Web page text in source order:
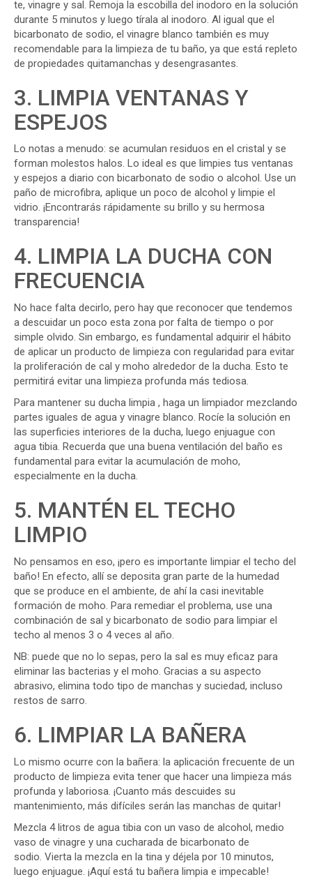
te, vinagre y sal. Remoja la escobilla del inodoro en la solución
durante 5 minutos y luego tírala al inodoro. Al igual que el
bicarbonato de sodio, el vinagre blanco también es muy
recomendable para la limpieza de tu baño, ya que está repleto
de propiedades quitamanchas y desengrasantes.
3. LIMPIA VENTANAS Y
ESPEJOS
Lo notas a menudo: se acumulan residuos en el cristal y se
forman molestos halos. Lo ideal es que limpies tus ventanas
y espejos a diario con bicarbonato de sodio o alcohol. Use un
paño de microfibra, aplique un poco de alcohol y limpie el
vidrio. ¡Encontrarás rápidamente su brillo y su hermosa
transparencia!
4. LIMPIA LA DUCHA CON
FRECUENCIA
No hace falta decirlo, pero hay que reconocer que tendemos
a descuidar un poco esta zona por falta de tiempo o por
simple olvido. Sin embargo, es fundamental adquirir el hábito
de aplicar un producto de limpieza con regularidad para evitar
la proliferación de cal y moho alrededor de la ducha. Esto te
permitirá evitar una limpieza profunda más tediosa.
Para mantener su ducha limpia , haga un limpiador mezclando
partes iguales de agua y vinagre blanco. Rocíe la solución en
las superficies interiores de la ducha, luego enjuague con
agua tibia. Recuerda que una buena ventilación del baño es
fundamental para evitar la acumulación de moho,
especialmente en la ducha.
5. MANTÉN EL TECHO
LIMPIO
No pensamos en eso, ¡pero es importante limpiar el techo del
baño! En efecto, allí se deposita gran parte de la humedad
que se produce en el ambiente, de ahí la casi inevitable
formación de moho. Para remediar el problema, use una
combinación de sal y bicarbonato de sodio para limpiar el
techo al menos 3 o 4 veces al año.
NB: puede que no lo sepas, pero la sal es muy eficaz para
eliminar las bacterias y el moho. Gracias a su aspecto
abrasivo, elimina todo tipo de manchas y suciedad, incluso
restos de sarro.
6. LIMPIAR LA BAÑERA
Lo mismo ocurre con la bañera: la aplicación frecuente de un
producto de limpieza evita tener que hacer una limpieza más
profunda y laboriosa. ¡Cuanto más descuides su
mantenimiento, más difíciles serán las manchas de quitar!
Mezcla 4 litros de agua tibia con un vaso de alcohol, medio
vaso de vinagre y una cucharada de bicarbonato de
sodio. Vierta la mezcla en la tina y déjela por 10 minutos,
luego enjuague. ¡Aquí está tu bañera limpia e impecable!